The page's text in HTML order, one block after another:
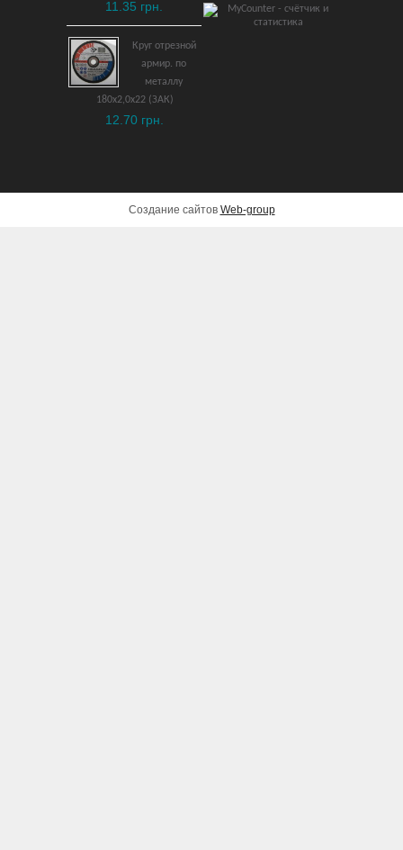
ДОБАВИТЬ В КОРЗИНУ
11.35 грн.
Круг отрезной
армир. по
металлу
180х2,0х22 (ЗАК)
12.70 грн.
Создание сайтов Web-group